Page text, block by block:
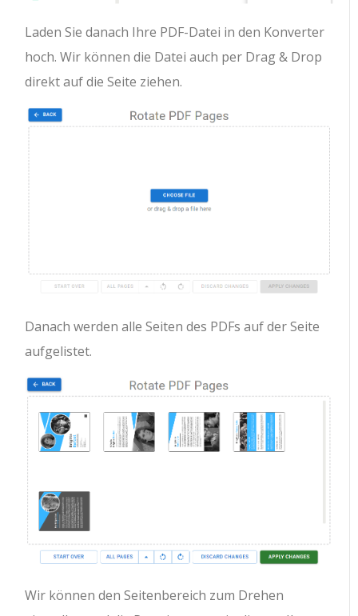
Laden Sie danach Ihre PDF-Datei in den Konverter
hoch. Wir können die Datei auch per Drag & Drop
direkt auf die Seite ziehen.
Danach werden alle Seiten des PDFs auf der Seite
aufgelistet.
Wir können den Seitenbereich zum Drehen